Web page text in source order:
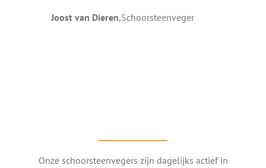
Joost van Dieren,Schoorsteenveger
Onze schoorsteenvegers zijn dagelijks actief in